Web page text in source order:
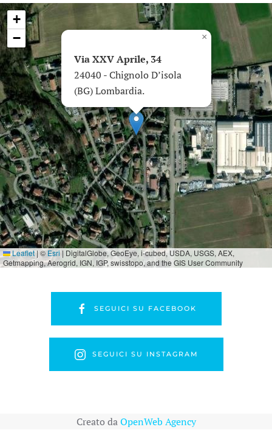
Via XXV Aprile, 34
24040 - Chignolo D’isola
(BG) Lombardia.
×
+
−
Leaflet | ©Esri | DigitalGlobe, GeoEye, i-cubed, USDA, USGS, AEX,
Getmapping, Aerogrid, IGN, IGP, swisstopo, and the GIS User Community
SEGUICI SU FACEBOOK
SEGUICI SU INSTAGRAM
Creato daOpenWeb Agency